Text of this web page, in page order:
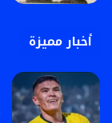
أخبار مميزة